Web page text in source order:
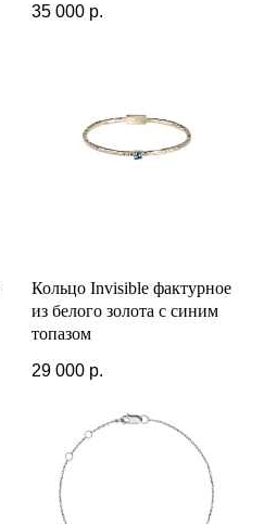
35 000 р.
Кольцо Invisible фактурное
из белого золота с синим
топазом
29 000 р.